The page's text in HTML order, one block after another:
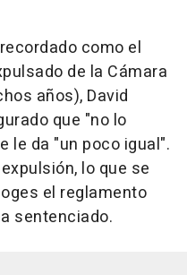
como el
de la Cámara
años), David
que "no lo
le da "un poco igual".
lo que se
el reglamento
sentenciado.